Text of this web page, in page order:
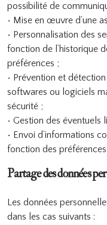
possibilité de
• Mise en œuvre d’une
• Personnalisation des
fonction de l’historique
préférences ;
• Prévention et
softwares ou logiciels
sécurité ;
• Gestion des éventuels
• Envoi d’informations
fonction des préférences
Partage des données
Les données
dans les cas suivants :